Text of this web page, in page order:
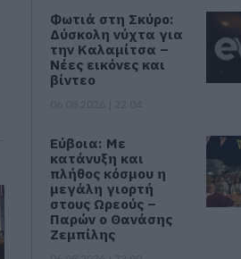
Φωτιά στη Σκύρο:
Δύσκολη νύχτα για
την Καλαμίτσα –
Νέες εικόνες και
βίντεο
Εύβοια: Με
κατάνυξη και
πλήθος κόσμου η
μεγάλη γιορτή
στους Ωρεούς –
Παρών ο Θανάσης
Ζεμπίλης